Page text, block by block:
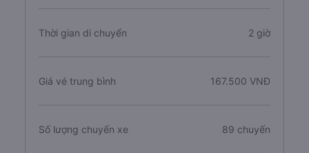
Thời gian di chuyển 2 giờ
Giá vé trung bình 167.500 VNĐ
Số lượng chuyến xe 89 chuyến